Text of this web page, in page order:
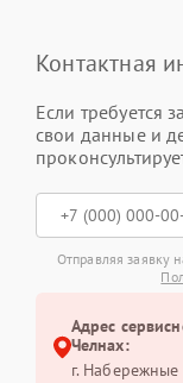
Контактная
Если требуется
свои данные и
Отправляя заявку
Адрес
Челнах:
г.